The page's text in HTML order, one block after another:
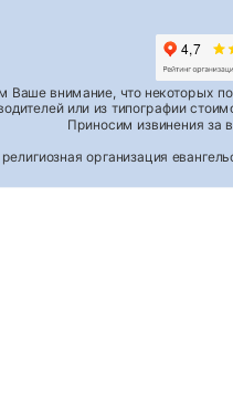
внимание, что некоторых
или из типографии
Приносим извинения за
организация